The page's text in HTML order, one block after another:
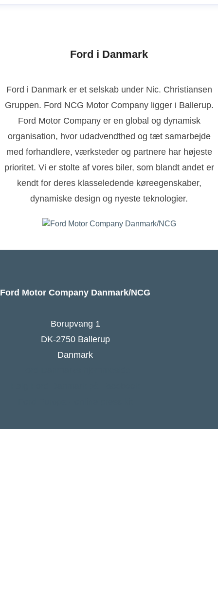
Ford i Danmark
Ford i Danmark er et selskab under Nic. Christiansen
Gruppen. Ford NCG Motor Company ligger i Ballerup.
Ford Motor Company er en global og dynamisk
organisation, hvor udadvendthed og tæt samarbejde
med forhandlere, værksteder og partnere har højeste
prioritet. Vi er stolte af vores biler, som blandt andet er
kendt for deres klasseledende køreegenskaber,
dynamiske design og nyeste teknologier.
Ford Motor Company Danmark/NCG
Borupvang 1
DK-2750 Ballerup
Danmark